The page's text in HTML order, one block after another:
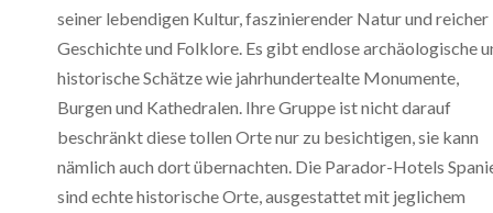
seiner lebendigen Kultur, faszinierender Natur und reicher
Geschichte und Folklore. Es gibt endlose archäologische
historische Schätze wie jahrhundertealte Monumente,
Burgen und Kathedralen. Ihre Gruppe ist nicht darauf
beschränkt diese tollen Orte nur zu besichtigen, sie kann
nämlich auch dort übernachten. Die Parador-Hotels
sind echte historische Orte, ausgestattet mit jeglichem